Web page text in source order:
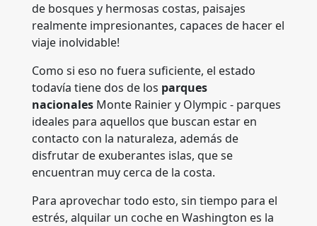
de bosques y hermosas costas, paisajes
realmente impresionantes, capaces de hacer el
viaje inolvidable!
Como si eso no fuera suficiente, el estado
todavía tiene dos de los parques
nacionales Monte Rainier y Olympic - parques
ideales para aquellos que buscan estar en
contacto con la naturaleza, además de
disfrutar de exuberantes islas, que se
encuentran muy cerca de la costa.
Para aprovechar todo esto, sin tiempo para el
estrés, alquilar un coche en Washington es la